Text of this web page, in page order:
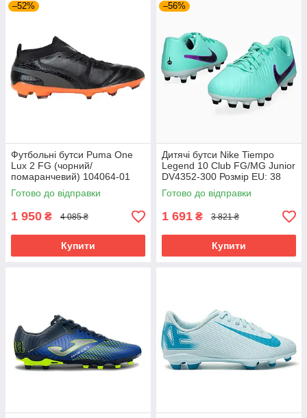
–52%
Футбольні бутси Puma One
Lux 2 FG (чорний/
помаранчевий) 104064-01
Розмір EU: 44
Готово до відправки
1 950 ₴ 4 085 ₴
Купити
–56%
Дитячі бутси Nike Tiempo
Legend 10 Club FG/MG Junior
DV4352-300 Розмір EU: 38
Готово до відправки
1 691 ₴ 3 821 ₴
Купити